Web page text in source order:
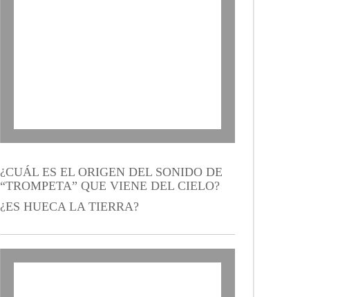
¿CUÁL ES EL ORIGEN DEL SONIDO DE
“TROMPETA” QUE VIENE DEL CIELO?
¿ES HUECA LA TIERRA?